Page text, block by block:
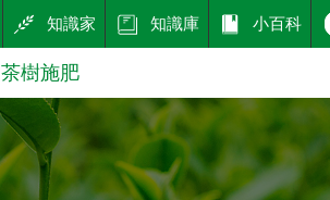
知識家 知識庫 小百科
茶樹施肥